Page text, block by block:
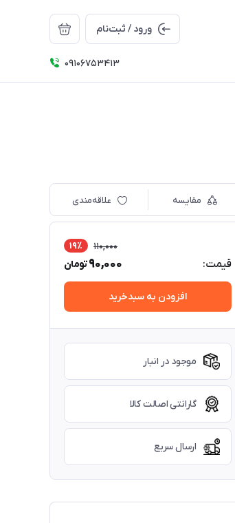
ورود / ثبت‌نام
09106753413
مقایسه علاقه‌مندی
قیمت:
110,000 19٪
90,000تومان
افزودن به سبدخرید
موجود در انبار
گارانتی اصالت کالا
ارسال سریع